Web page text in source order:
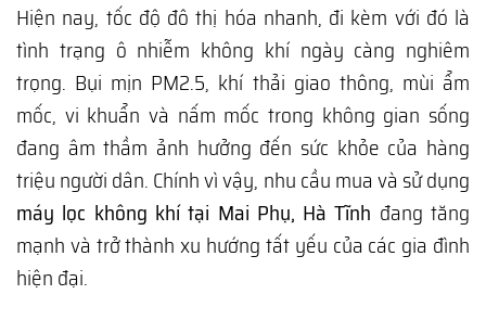
Hiện nay, tốc độ đô thị hóa nhanh, đi kèm với đó là
tình trạng ô nhiễm không khí ngày càng nghiêm
trọng. Bụi mịn PM2.5, khí thải giao thông, mùi ẩm
mốc, vi khuẩn và nấm mốc trong không gian sống
đang âm thầm ảnh hưởng đến sức khỏe của hàng
triệu người dân. Chính vì vậy, nhu cầu mua và sử dụng
máy lọc không khí tại Mai Phụ, Hà Tĩnh đang tăng
mạnh và trở thành xu hướng tất yếu của các gia đình
hiện đại.